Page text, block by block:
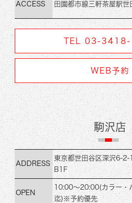
ACCESS 田園都市線 三軒茶屋駅
TEL 03-
WEB予約
駒沢店
ADDRESS
東京都世田谷区深沢6-2-
B1F
OPEN
10:00～20:00(カラー・
迄) ※予約優先